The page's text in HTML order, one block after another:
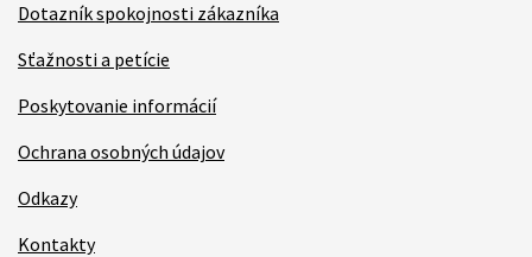
Dotazník spokojnosti zákazníka
Sťažnosti a petície
Poskytovanie informácií
Ochrana osobných údajov
Odkazy
Kontakty